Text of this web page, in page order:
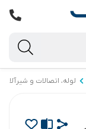
لوله، اتصالات و شیرآلات